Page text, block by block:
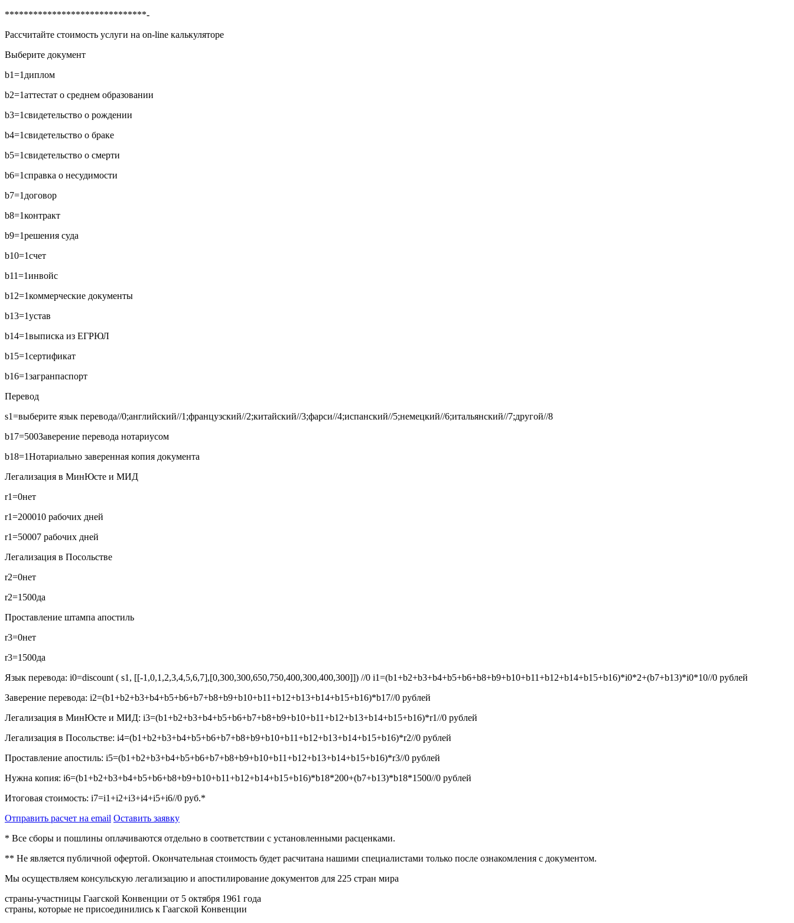
******************************-
Рассчитайте стоимость услуги на on-line калькуляторе
Выберите документ
b1=1 диплом
b2=1аттестат о среднем образовании
b3=1свидетельство о рождении
b4=1свидетельство о браке
b5=1свидетельство о смерти
b6=1справка о несудимости
b7=1 договор
b8=1контракт
b9=1решения суда
b10=1счет
b11=1инвойс
b12=1коммерческие документы
b13=1устав
b14=1выписка из ЕГРЮЛ
b15=1сертификат
b16=1загранпаспорт
Перевод
s1=выберите язык перевода//0;английский//1;французский//2;китайский//3;фарси//4;испанский//5;немецкий//6;итальянский//7;другой//8
b17=500Заверение перевода нотариусом
b18=1Нотариально заверенная копия документа
Легализация в МинЮсте и МИД
r1=0нет
r1=200010 рабочих дней
r1=50007 рабочих дней
Легализация в Посольстве
r2=0нет
r2=1500да
Проставление штампа апостиль
r3=0нет
r3=1500да
Язык перевода: i0=discount ( s1, [[-1,0,1,2,3,4,5,6,7],[0,300,300,650,750,400,300,400,300]]) //0 i1=(b1+b2+b3+b4+b5+b6+b8+b9+b10+b11+b12+b14+b15+b16)*i0*2+(b7+b13)*i0*10//0 рублей
Заверение перевода: i2=(b1+b2+b3+b4+b5+b6+b7+b8+b9+b10+b11+b12+b13+b14+b15+b16)*b17//0 рублей
Легализация в МинЮсте и МИД: i3=(b1+b2+b3+b4+b5+b6+b7+b8+b9+b10+b11+b12+b13+b14+b15+b16)*r1//0 рублей
Легализация в Посольстве: i4=(b1+b2+b3+b4+b5+b6+b7+b8+b9+b10+b11+b12+b13+b14+b15+b16)*r2//0 рублей
Проставление апостиль: i5=(b1+b2+b3+b4+b5+b6+b7+b8+b9+b10+b11+b12+b13+b14+b15+b16)*r3//0 рублей
Нужна копия: i6=(b1+b2+b3+b4+b5+b6+b8+b9+b10+b11+b12+b14+b15+b16)*b18*200+(b7+b13)*b18*1500//0 рублей
Итоговая стоимость: i7=i1+i2+i3+i4+i5+i6//0 руб.*
Отправить расчет на email Оставить заявку
* Все сборы и пошлины оплачиваются отдельно в соответствии с установленными расценками.
** Не является публичной офертой. Окончательная стоимость будет расчитана нашими специалистами только после ознакомления с документом.
Мы осуществляем консульскую легализацию и апостилирование документов для 225 стран мира
страны-участницы Гаагской Конвенции от 5 октября 1961 года
страны, которые не присоединились к Гаагской Конвенции